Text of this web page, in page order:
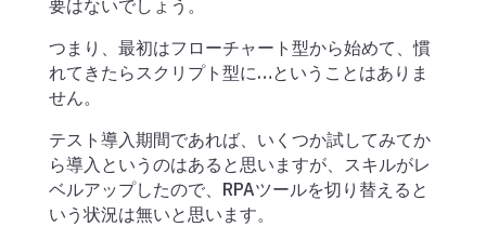
要はないでしょう。
つまり、最初はフローチャート型から始めて、慣
れてきたらスクリプト型に…ということはありま
せん。
テスト導入期間であれば、いくつか試してみてか
ら導入というのはあると思いますが、スキルがレ
ベルアップしたので、RPAツールを切り替えると
いう状況は無いと思います。